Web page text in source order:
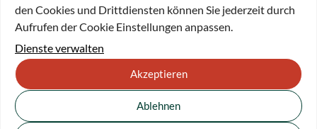
den Cookies und Drittdiensten können Sie jederzeit durch
Aufrufen der Cookie Einstellungen anpassen.
Dienste verwalten
Akzeptieren
Ablehnen
schaffen Gemeinschaft, wo sonst Trennung droht, und
sie zeigen, dass gesellschaftlicher Zusammenhalt keine
Selbstverständlichkeit ist, sondern immer wieder neu
entsteht – durch Menschen, die anpacken.
Ich habe deswegen den Ideenwettbewerb
„Gemeinsam geht besser“ initiiert.
Ideenwettbewerb würdigt genau dieses Engagement